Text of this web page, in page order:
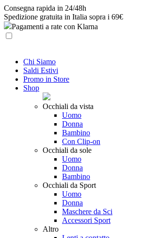
Skip
to
content
Consegna rapida in 24/48h
Spedizione gratuita in Italia sopra i 69€
Pagamenti a rate con Klarna
Chi Siamo
Saldi Estivi
Promo in Store
Shop
Occhiali da vista
Uomo
Donna
Bambino
Con Clip-on
Occhiali da sole
Uomo
Donna
Bambino
Occhiali da Sport
Uomo
Donna
Maschere da Sci
Accessori Sport
Altro